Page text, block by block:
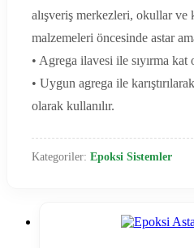
alışveriş merkezleri, okullar ve
malzemeleri öncesinde astar
• Agrega ilavesi ile sıyırma kat
• Uygun agrega ile
olarak kullanılır.
Kategoriler: Epoksi Sistemler